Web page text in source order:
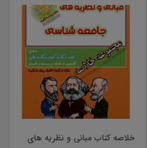
خلاصه کتاب مبانی و نظریه های